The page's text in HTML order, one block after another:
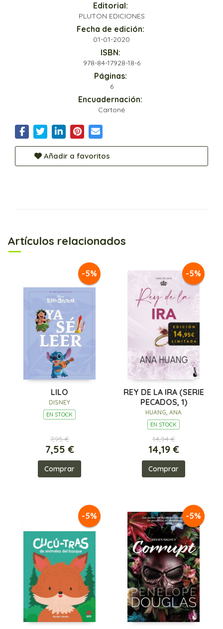
Editorial:
PLUTON EDICIONES
Fecha de edición:
01-01-2020
ISBN:
978-84-17928-18-6
Páginas:
6
Encuadernación:
Cartoné
Añadir a favoritos
Artículos relacionados
-5%
LILO
DISNEY
EN STOCK
7,95 €
7,55 €
Comprar
-5%
REY DE LA IRA (SERIE
PECADOS, 1)
HUANG, ANA
EN STOCK
14,94 €
14,19 €
Comprar
-5% -5%